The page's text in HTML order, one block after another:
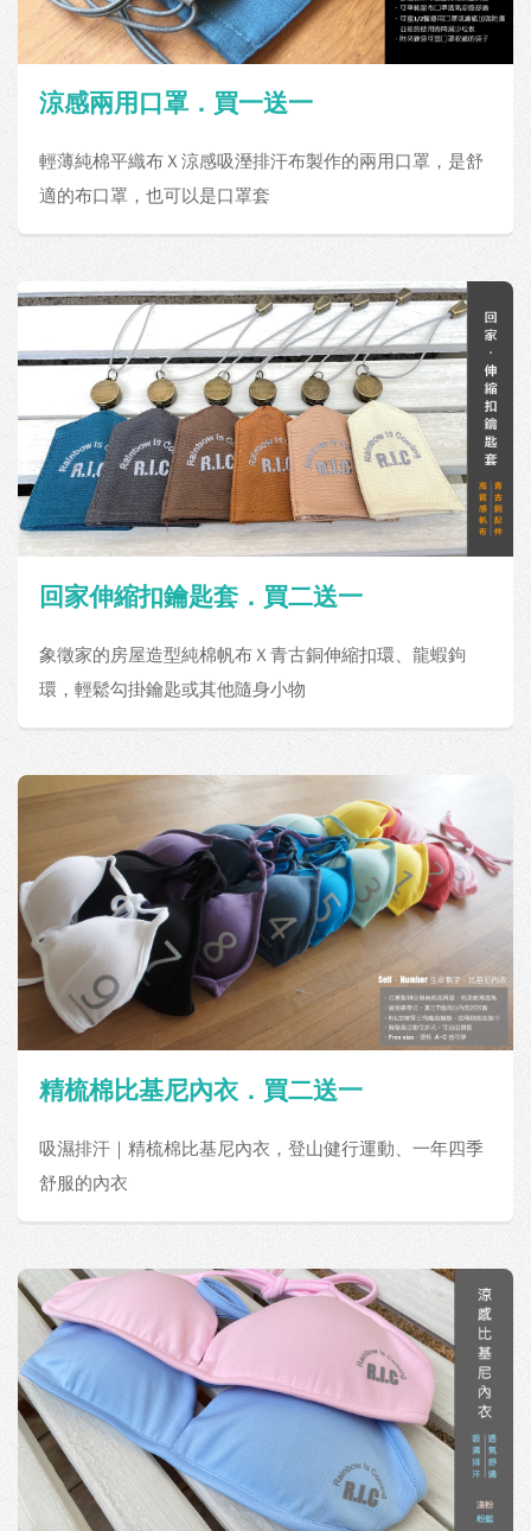
涼感兩用口罩．買一送一
輕薄純棉平織布Ｘ涼感吸溼排汗布製作的兩用口罩，是舒
適的布口罩，也可以是口罩套
回家伸縮扣鑰匙套．買二送一
象徵家的房屋造型純棉帆布Ｘ青古銅伸縮扣環、龍蝦鉤
環，輕鬆勾掛鑰匙或其他隨身小物
精梳棉比基尼內衣．買二送一
吸濕排汗｜精梳棉比基尼內衣，登山健行運動、一年四季
舒服的內衣